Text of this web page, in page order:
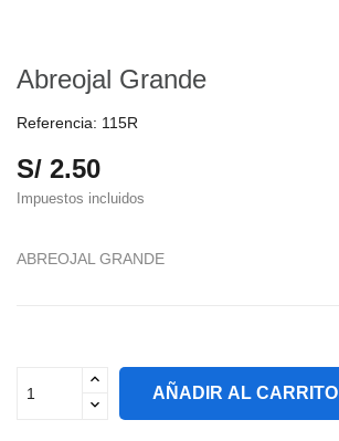
Abreojal Grande
Referencia: 115R
S/ 2.50
Impuestos incluidos
ABREOJAL GRANDE
AÑADIR AL CARRITO